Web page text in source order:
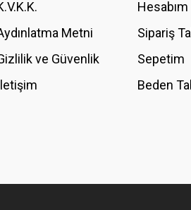
farklı alternatifler olmalı.
Metni
ve Güvenlik
Hesabım
Sipariş
Sepetim
Beden